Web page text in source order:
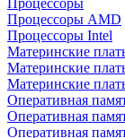
Процессоры
Процессоры AMD
Процессоры Intel
Материнские
Материнские
Материнские
Оперативная
Оперативная
Оперативная